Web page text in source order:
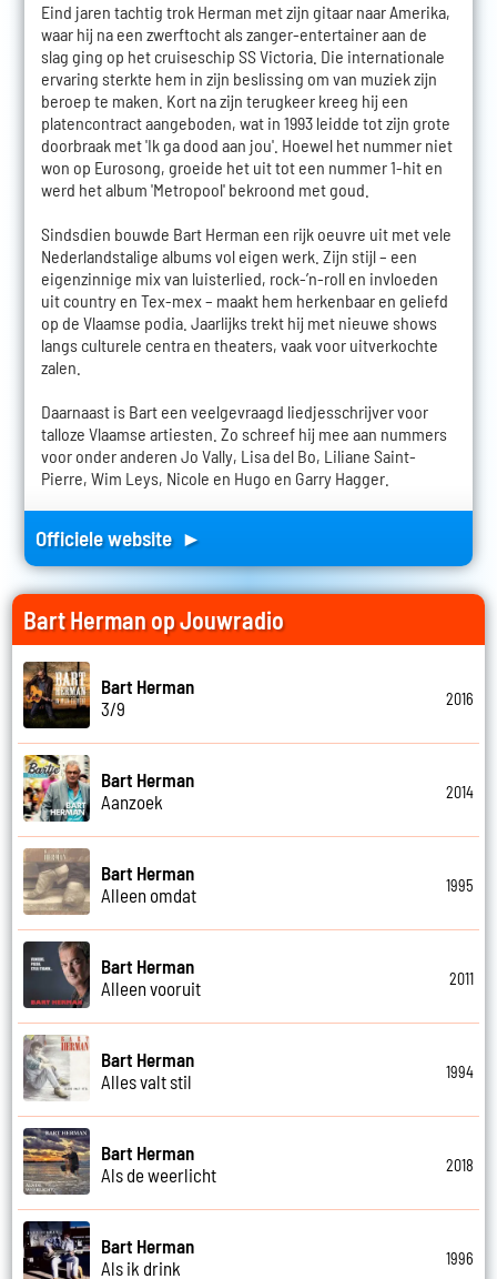
Eind jaren tachtig trok Herman met zijn gitaar naar Amerika,
waar hij na een zwerftocht als zanger-entertainer aan de
slag ging op het cruiseschip SS Victoria. Die internationale
ervaring sterkte hem in zijn beslissing om van muziek zijn
beroep te maken. Kort na zijn terugkeer kreeg hij een
platencontract aangeboden, wat in 1993 leidde tot zijn grote
doorbraak met 'Ik ga dood aan jou'. Hoewel het nummer niet
won op Eurosong, groeide het uit tot een nummer 1-hit en
werd het album 'Metropool' bekroond met goud.
Sindsdien bouwde Bart Herman een rijk oeuvre uit met vele
Nederlandstalige albums vol eigen werk. Zijn stijl – een
eigenzinnige mix van luisterlied, rock-’n-roll en invloeden
uit country en Tex-mex – maakt hem herkenbaar en geliefd
op de Vlaamse podia. Jaarlijks trekt hij met nieuwe shows
langs culturele centra en theaters, vaak voor uitverkochte
zalen.
Daarnaast is Bart een veelgevraagd liedjesschrijver voor
talloze Vlaamse artiesten. Zo schreef hij mee aan nummers
voor onder anderen Jo Vally, Lisa del Bo, Liliane Saint-
Pierre, Wim Leys, Nicole en Hugo en Garry Hagger.
Officiele website ►
Bart Herman op Jouwradio
Bart Herman
3/9
2016
Bart Herman
Aanzoek
2014
Bart Herman
Alleen omdat
1995
Bart Herman
Alleen vooruit
2011
Bart Herman
Alles valt stil
1994
Bart Herman
Als de weerlicht
2018
Bart Herman
Als ik drink
1996